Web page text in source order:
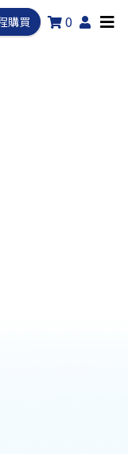
購買 0